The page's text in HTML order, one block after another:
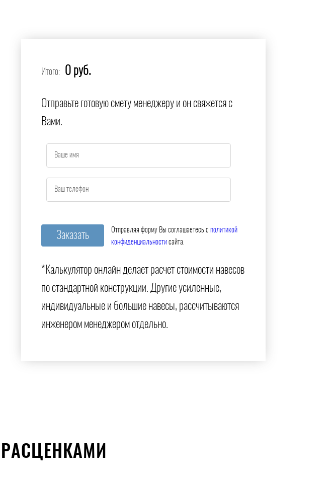
Итого: 0 руб.
Отправьте готовую смету менеджеру и он свяжется с
Вами.
Отправляя форму Вы соглашаетесь с политикой
конфиденциальности сайта.
*Калькулятор онлайн делает расчет стоимости навесов
по стандартной конструкции. Другие усиленные,
индивидуальные и большие навесы, рассчитываются
инженером менеджером отдельно.